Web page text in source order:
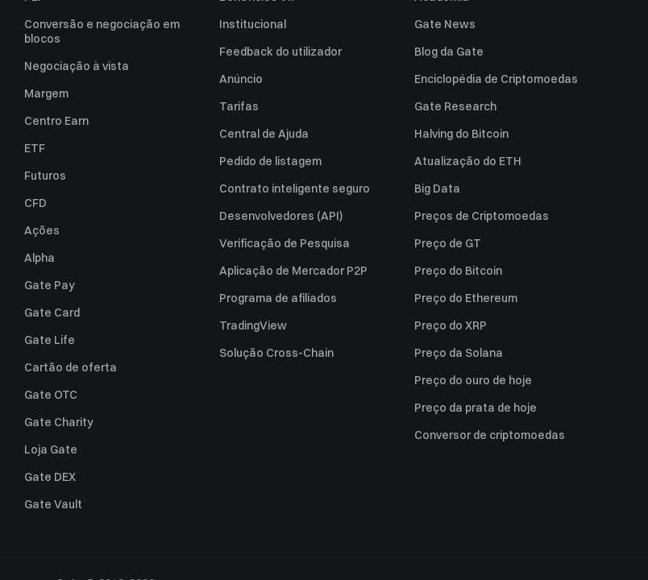
Conversão e negociação em
blocos
Negociação à vista
Margem
Centro Earn
ETF
Futuros
CFD
Ações
Alpha
Gate Pay
Gate Card
Gate Life
Cartão de oferta
Gate OTC
Gate Charity
Loja Gate
Gate DEX
Gate Vault
Institucional
Feedback do utilizador
Anúncio
Tarifas
Central de Ajuda
Pedido de listagem
Contrato inteligente seguro
Desenvolvedores (API)
Verificação de Pesquisa
Aplicação de Mercador P2P
Programa de afiliados
TradingView
Solução Cross-Chain
Gate News
Blog da Gate
Enciclopédia de Criptomoedas
Gate Research
Halving do Bitcoin
Atualização do ETH
Big Data
Preços de Criptomoedas
Preço de GT
Preço do Bitcoin
Preço do Ethereum
Preço do XRP
Preço da Solana
Preço do ouro de hoje
Preço da prata de hoje
Conversor de criptomoedas